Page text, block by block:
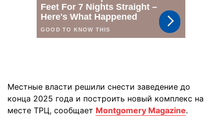
Местные власти решили снести заведение до
конца 2025 года и построить новый комплекс на
месте ТРЦ, сообщает Montgomery Magazine.